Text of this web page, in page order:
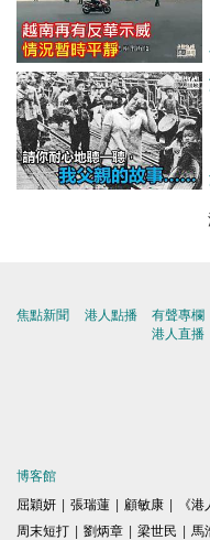
焦點新聞 港人點播
有聲專欄
港人直播
博客館
屈穎妍 | 張瑞蓮 | 顧敏康 | 《
周末短打 | 劉炳章 | 梁世民 | 馬